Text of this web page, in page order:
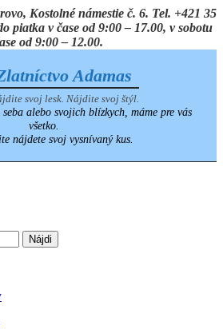
Kostolné námestie č. 6. Tel. +421 35
piatka v čase od 9:00 – 17.00, v sobotu
od 9:00 – 12.00.
Adamas
svoj lesk. Nájdite svoj štýl.
alebo svojich blízkych, máme pre vás
všetko.
nájdete svoj vysnívaný kus.